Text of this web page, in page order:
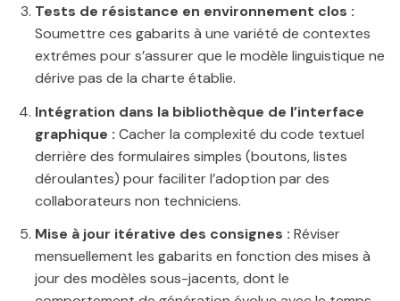
Tests de résistance en environnement clos :
Soumettre ces gabarits à une variété de contextes
extrêmes pour s’assurer que le modèle linguistique ne
dérive pas de la charte établie.
Intégration dans la bibliothèque de l’interface
graphique : Cacher la complexité du code textuel
derrière des formulaires simples (boutons, listes
déroulantes) pour faciliter l’adoption par des
collaborateurs non techniciens.
Mise à jour itérative des consignes : Réviser
mensuellement les gabarits en fonction des mises à
jour des modèles sous-jacents, dont le